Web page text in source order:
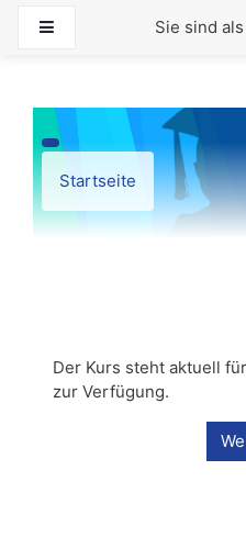
Website-Übersicht
Sie sind
Startseite
Der Kurs steht aktuell
zur Verfügung.